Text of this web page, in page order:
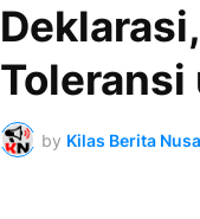
Toleransi
by Kilas Berita